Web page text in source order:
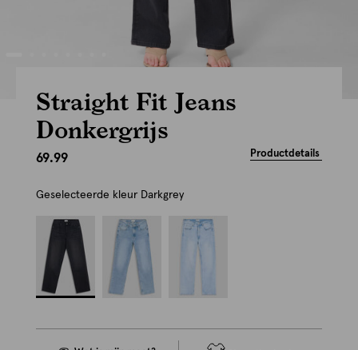
Straight Fit Jeans
Donkergrijs
69.99 Productdetails
Geselecteerde kleur Darkgrey